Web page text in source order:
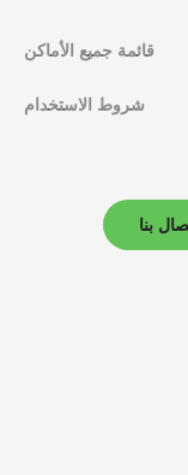
قائمة جميع الأماكن
شروط الاستخدام
بنا